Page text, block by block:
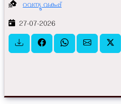
റവന്യൂ വകുപ്പ്
27-07-2026